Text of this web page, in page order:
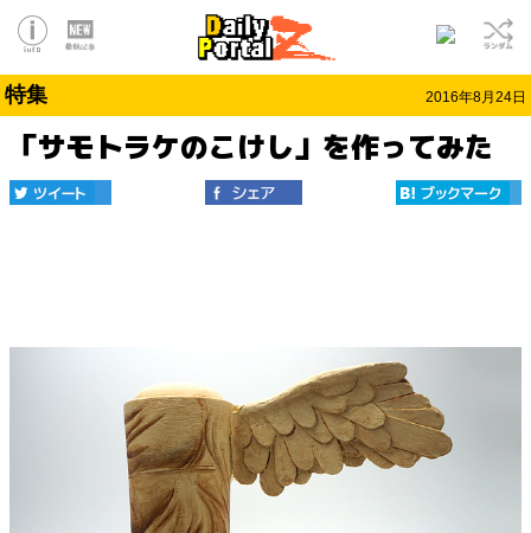
特集 2016年8月24日
「サモトラケのこけし」を作ってみた